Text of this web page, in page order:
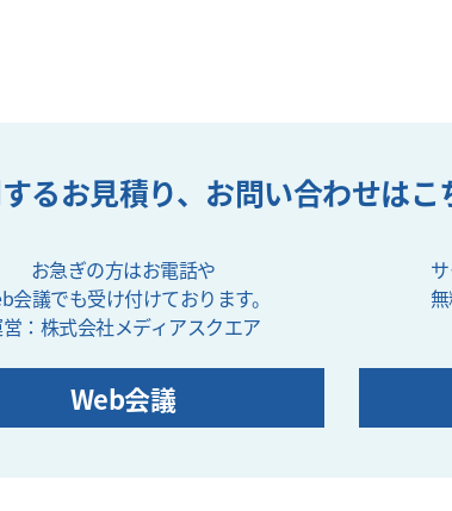
るお見積り、 お問い合わせはこ
お急ぎの方はお電話や
会議でも受け付けております。
：株式会社メディアスクエア
Web会議